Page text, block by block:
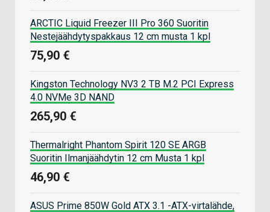
ARCTIC Liquid Freezer III Pro 360 Suoritin
Nestejäähdytyspakkaus 12 cm musta 1 kpl
75,90 €
Kingston Technology NV3 2 TB M.2 PCI Express
4.0 NVMe 3D NAND
265,90 €
Thermalright Phantom Spirit 120 SE ARGB
Suoritin Ilmanjäähdytin 12 cm Musta 1 kpl
46,90 €
ASUS Prime 850W Gold ATX 3.1 -ATX-virtalähde,